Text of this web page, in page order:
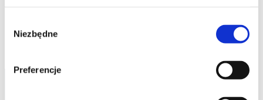
zgody
Niezbędne
Preferencje
§